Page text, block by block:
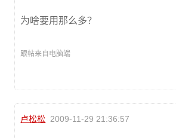
为啥要用那么多？
跟帖来自电脑端
卢松松 2009-11-29 21:36:57